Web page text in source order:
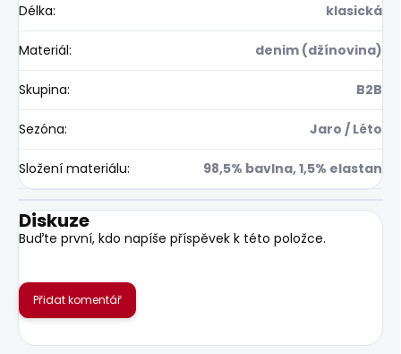
Délka: klasická
Materiál: denim (džínovina)
Skupina: B2B
Sezóna: Jaro / Léto
Složení materiálu: 98,5% bavlna, 1,5% elastan
Diskuze
Buďte první, kdo napíše příspěvek k této položce.
Přidat komentář